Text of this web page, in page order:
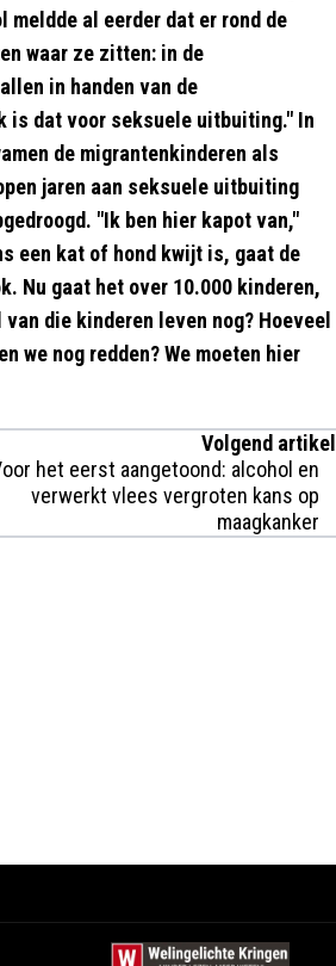
meldde al eerder dat er rond de
waar ze zitten: in de
in handen van de
is dat voor seksuele uitbuiting." In
de migrantenkinderen als
jaren aan seksuele uitbuiting
"Ik ben hier kapot van,"
een kat of hond kwijt is, gaat de
Nu gaat het over 10.000 kinderen,
die kinderen leven nog? Hoeveel
we nog redden? We moeten hier
Volgend artikel
het eerst aangetoond: alcohol en
verwerkt vlees vergroten kans op
maagkanker